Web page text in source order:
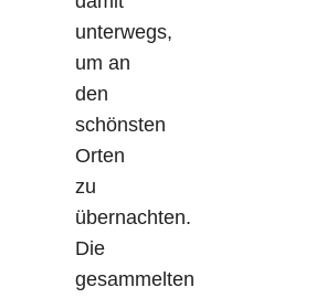
unterwegs,
um an
den
schönsten
Orten
zu
übernachten.
Die
gesammelten